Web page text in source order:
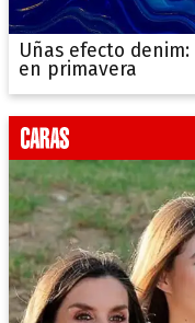
Uñas efecto
en primavera